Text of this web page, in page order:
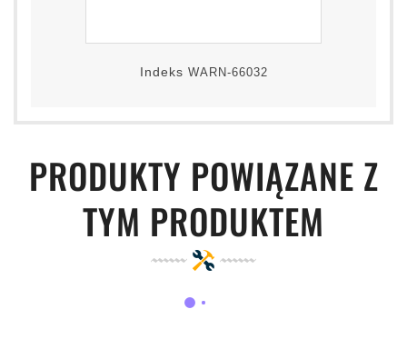
Indeks WARN-66032
PRODUKTY POWIĄZANE Z
TYM PRODUKTEM